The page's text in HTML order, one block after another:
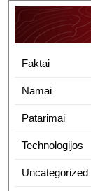
Faktai
Namai
Patarimai
Technologijos
Uncategorized